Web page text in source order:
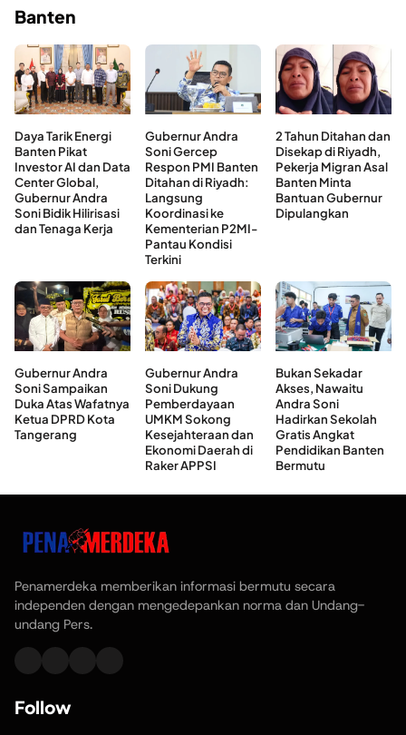
Banten
Daya Tarik Energi
Banten Pikat
Investor AI dan Data
Center Global,
Gubernur Andra
Soni Bidik Hilirisasi
dan Tenaga Kerja
Gubernur Andra
Soni Gercep
Respon PMI Banten
Ditahan di Riyadh:
Langsung
Koordinasi ke
Kementerian P2MI-
Pantau Kondisi
Terkini
2 Tahun Ditahan dan
Disekap di Riyadh,
Pekerja Migran Asal
Banten Minta
Bantuan Gubernur
Dipulangkan
Gubernur Andra
Soni Sampaikan
Duka Atas Wafatnya
Ketua DPRD Kota
Tangerang
Gubernur Andra
Soni Dukung
Pemberdayaan
UMKM Sokong
Kesejahteraan dan
Ekonomi Daerah di
Raker APPSI
Bukan Sekadar
Akses, Nawaitu
Andra Soni
Hadirkan Sekolah
Gratis Angkat
Pendidikan Banten
Bermutu
Penamerdeka memberikan informasi bermutu secara
independen dengan mengedepankan norma dan Undang-
undang Pers.
Follow